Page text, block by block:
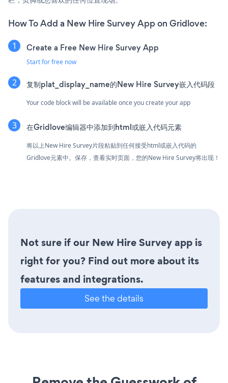
How To Add a New Hire Survey App on Gridlove:
Create a Free New Hire Survey App
Start for free now
复制plat_display_name的New Hire Survey嵌入代码段
Your code block will be available once you create your app
在Gridlove编辑器中添加到html或嵌入代码元素
将以上New Hire Survey片段粘贴到任何接受html或嵌入代码的
Gridlove元素中。保存，查看实时页面，您的New Hire Survey将出现！
Not sure if our New Hire Survey app is
right for you? Find out more about its
features and integrations.
See the details